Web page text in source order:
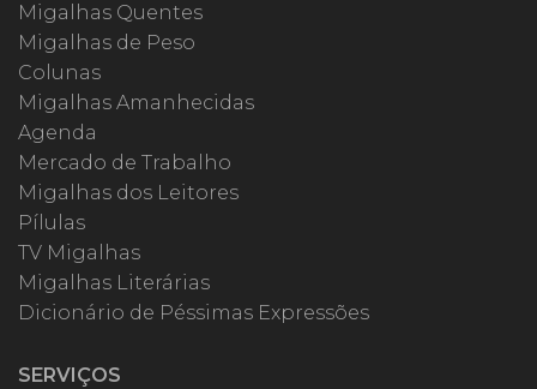
Migalhas Quentes
Migalhas de Peso
Colunas
Migalhas Amanhecidas
Agenda
Mercado de Trabalho
Migalhas dos Leitores
Pílulas
TV Migalhas
Migalhas Literárias
Dicionário de Péssimas Expressões
SERVIÇOS